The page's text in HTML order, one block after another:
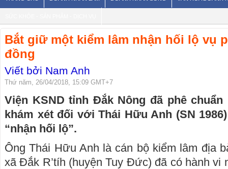
Bắt giữ một kiểm lâm nhận hối lộ vụ
đồng
Viết bởi Nam Anh
Thứ năm, 26/04/2018, 15:09 GMT+7
Viện KSND tỉnh Đắk Nông đã phê
khám xét đối với Thái Hữu Anh (SN
“nhận hối lộ”.
Ông Thái Hữu Anh là cán bộ kiểm lâm địa
xã Đắk R’tíh (huyện Tuy Đức) đã có hành vi